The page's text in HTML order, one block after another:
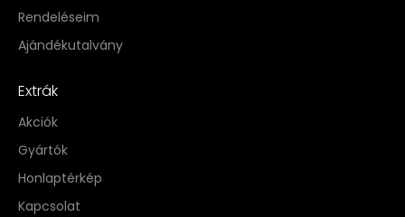
Rendeléseim
Ajándékutalvány
Extrák
Akciók
Gyártók
Honlaptérkép
Kapcsolat